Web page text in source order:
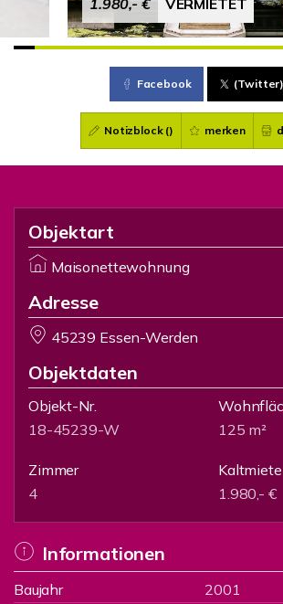
1.980,- € VERMIETET
Facebook (Twitter)
Notizblock () merken
Objektart
Maisonettewohnung
Adresse
45239 Essen-Werden
Objektdaten
Objekt-Nr.
18-45239-W
125 m²
Zimmer
4
Kaltmiete
1.980,- €
Informationen
Baujahr
2001